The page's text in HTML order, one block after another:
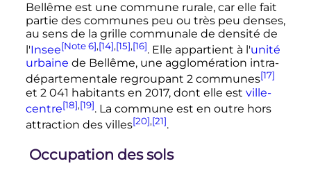
Bellême est une commune rurale, car elle fait
partie des communes peu ou très peu denses,
au sens de la grille communale de densité de
l'Insee[Note 6],[14],[15],[16]. Elle appartient à l'unité
urbaine de Bellême, une agglomération intra-
départementale regroupant 2 communes[17]
et 2 041 habitantsen 2017, dont elle est ville-
centre[18],[19]. La commune est en outre hors
attraction des villes[20],[21].
Occupation des sols